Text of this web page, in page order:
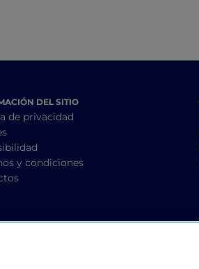
DEL SITIO
de privacidad
y condiciones